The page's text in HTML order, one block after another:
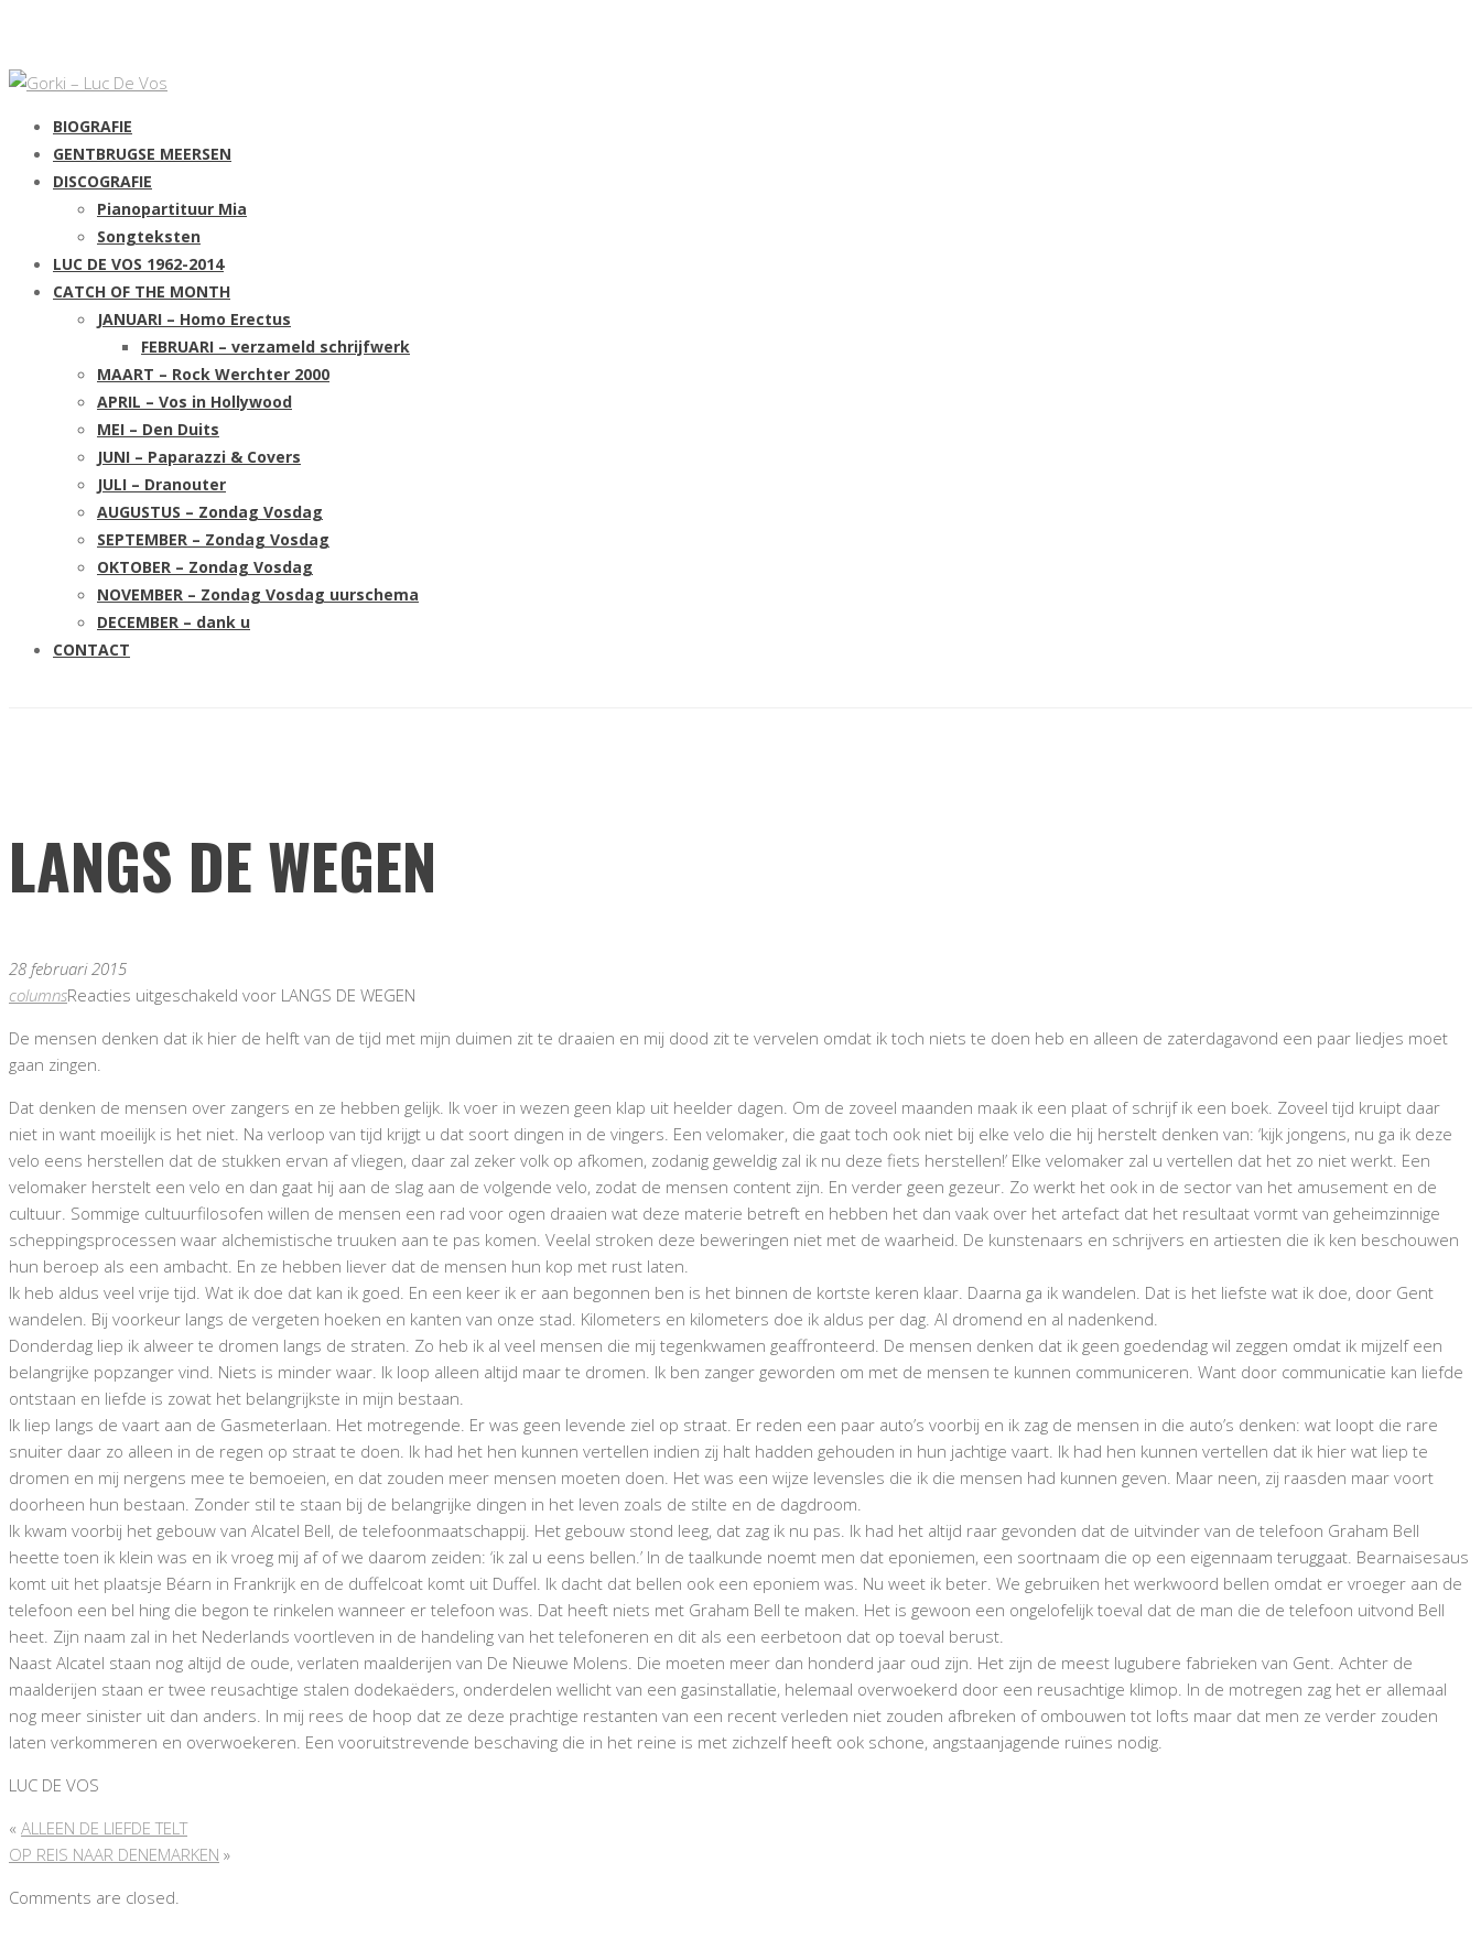
BIOGRAFIE
GENTBRUGSE MEERSEN
DISCOGRAFIE
Pianopartituur Mia
Songteksten
LUC DE VOS 1962-2014
CATCH OF THE MONTH
JANUARI – Homo Erectus
FEBRUARI – verzameld schrijfwerk
MAART – Rock Werchter 2000
APRIL – Vos in Hollywood
MEI – Den Duits
JUNI – Paparazzi & Covers
JULI – Dranouter
AUGUSTUS – Zondag Vosdag
SEPTEMBER – Zondag Vosdag
OKTOBER – Zondag Vosdag
NOVEMBER – Zondag Vosdag uurschema
DECEMBER – dank u
CONTACT
LANGS DE WEGEN
28 februari 2015
columnsReacties uitgeschakeld voor LANGS DE WEGEN
De mensen denken dat ik hier de helft van de tijd met mijn duimen zit te draaien en mij dood zit te vervelen omdat ik toch niets te doen heb en alleen de zaterdagavond een paar liedjes moet
gaan zingen.
Dat denken de mensen over zangers en ze hebben gelijk. Ik voer in wezen geen klap uit heelder dagen. Om de zoveel maanden maak ik een plaat of schrijf ik een boek. Zoveel tijd kruipt daar
niet in want moeilijk is het niet. Na verloop van tijd krijgt u dat soort dingen in de vingers. Een velomaker, die gaat toch ook niet bij elke velo die hij herstelt denken van: ‘kijk jongens, nu ga ik deze
velo eens herstellen dat de stukken ervan af vliegen, daar zal zeker volk op afkomen, zodanig geweldig zal ik nu deze fiets herstellen!’ Elke velomaker zal u vertellen dat het zo niet werkt. Een
velomaker herstelt een velo en dan gaat hij aan de slag aan de volgende velo, zodat de mensen content zijn. En verder geen gezeur. Zo werkt het ook in de sector van het amusement en de
cultuur. Sommige cultuurfilosofen willen de mensen een rad voor ogen draaien wat deze materie betreft en hebben het dan vaak over het artefact dat het resultaat vormt van geheimzinnige
scheppingsprocessen waar alchemistische truuken aan te pas komen. Veelal stroken deze beweringen niet met de waarheid. De kunstenaars en schrijvers en artiesten die ik ken beschouwen
hun beroep als een ambacht. En ze hebben liever dat de mensen hun kop met rust laten.
Ik heb aldus veel vrije tijd. Wat ik doe dat kan ik goed. En een keer ik er aan begonnen ben is het binnen de kortste keren klaar. Daarna ga ik wandelen. Dat is het liefste wat ik doe, door Gent
wandelen. Bij voorkeur langs de vergeten hoeken en kanten van onze stad. Kilometers en kilometers doe ik aldus per dag. Al dromend en al nadenkend.
Donderdag liep ik alweer te dromen langs de straten. Zo heb ik al veel mensen die mij tegenkwamen geaffronteerd. De mensen denken dat ik geen goedendag wil zeggen omdat ik mijzelf een
belangrijke popzanger vind. Niets is minder waar. Ik loop alleen altijd maar te dromen. Ik ben zanger geworden om met de mensen te kunnen communiceren. Want door communicatie kan liefde
ontstaan en liefde is zowat het belangrijkste in mijn bestaan.
Ik liep langs de vaart aan de Gasmeterlaan. Het motregende. Er was geen levende ziel op straat. Er reden een paar auto’s voorbij en ik zag de mensen in die auto’s denken: wat loopt die rare
snuiter daar zo alleen in de regen op straat te doen. Ik had het hen kunnen vertellen indien zij halt hadden gehouden in hun jachtige vaart. Ik had hen kunnen vertellen dat ik hier wat liep te
dromen en mij nergens mee te bemoeien, en dat zouden meer mensen moeten doen. Het was een wijze levensles die ik die mensen had kunnen geven. Maar neen, zij raasden maar voort
doorheen hun bestaan. Zonder stil te staan bij de belangrijke dingen in het leven zoals de stilte en de dagdroom.
Ik kwam voorbij het gebouw van Alcatel Bell, de telefoonmaatschappij. Het gebouw stond leeg, dat zag ik nu pas. Ik had het altijd raar gevonden dat de uitvinder van de telefoon Graham Bell
heette toen ik klein was en ik vroeg mij af of we daarom zeiden: ‘ik zal u eens bellen.’ In de taalkunde noemt men dat eponiemen, een soortnaam die op een eigennaam teruggaat. Bearnaisesaus
komt uit het plaatsje Béarn in Frankrijk en de duffelcoat komt uit Duffel. Ik dacht dat bellen ook een eponiem was. Nu weet ik beter. We gebruiken het werkwoord bellen omdat er vroeger aan de
telefoon een bel hing die begon te rinkelen wanneer er telefoon was. Dat heeft niets met Graham Bell te maken. Het is gewoon een ongelofelijk toeval dat de man die de telefoon uitvond Bell
heet. Zijn naam zal in het Nederlands voortleven in de handeling van het telefoneren en dit als een eerbetoon dat op toeval berust.
Naast Alcatel staan nog altijd de oude, verlaten maalderijen van De Nieuwe Molens. Die moeten meer dan honderd jaar oud zijn. Het zijn de meest lugubere fabrieken van Gent. Achter de
maalderijen staan er twee reusachtige stalen dodekaëders, onderdelen wellicht van een gasinstallatie, helemaal overwoekerd door een reusachtige klimop. In de motregen zag het er allemaal
nog meer sinister uit dan anders. In mij rees de hoop dat ze deze prachtige restanten van een recent verleden niet zouden afbreken of ombouwen tot lofts maar dat men ze verder zouden
laten verkommeren en overwoekeren. Een vooruitstrevende beschaving die in het reine is met zichzelf heeft ook schone, angstaanjagende ruïnes nodig.
LUC DE VOS
« ALLEEN DE LIEFDE TELT
OP REIS NAAR DENEMARKEN »
Comments are closed.